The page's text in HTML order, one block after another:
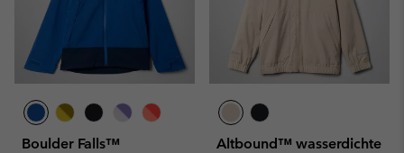
Boulder Falls™
Altbound™ wasserdichte